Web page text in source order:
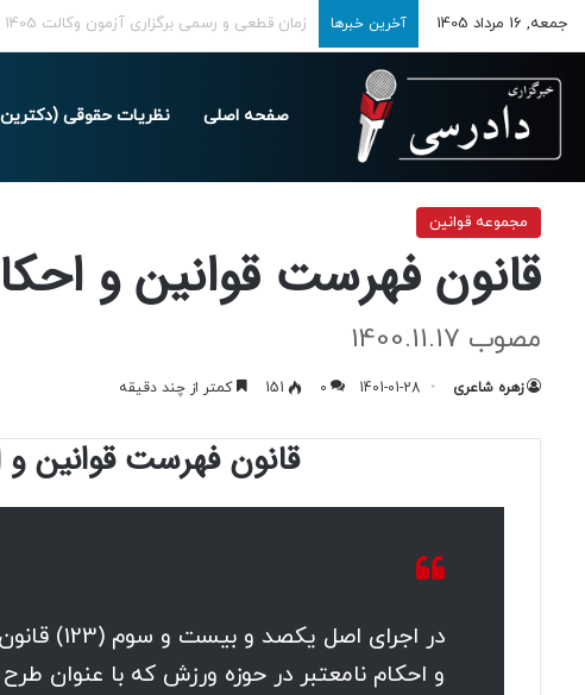
جمعه, 16 مرداد 1405 آخرین خبرها تمدید مهلت ارسال اظهارنامه‌های مالیاتی تا پایان
صفحه اصلی نظریات حقوقی
/
مجموعه قوانین
قانون فهرست قوانین و
مصوب 1400.11.17
زهره شاعری 1401-01-28
0
151 کمتر از چند دقیقه
قانون فهرست قوانین و
در اجرای
و احکام نامعتبر در حوزه ورزش که با عنوان